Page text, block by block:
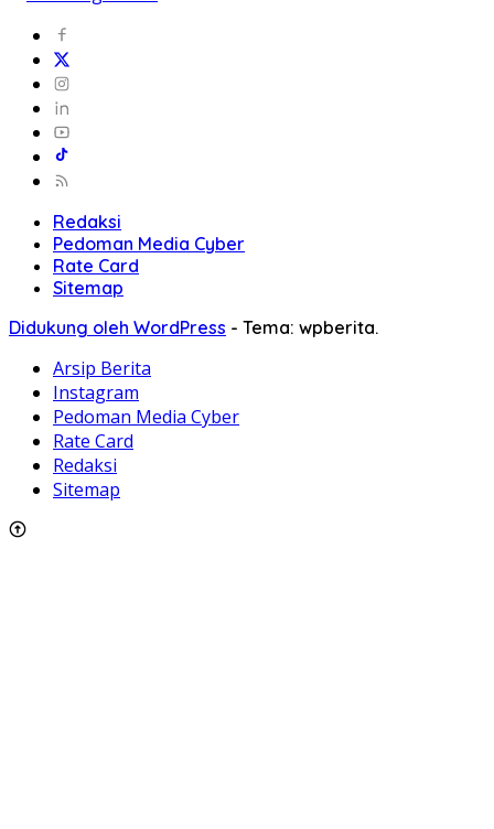
Redaksi
Pedoman Media Cyber
Rate Card
Sitemap
Didukung oleh WordPress - Tema: wpberita.
Arsip Berita
Instagram
Pedoman Media Cyber
Rate Card
Redaksi
Sitemap